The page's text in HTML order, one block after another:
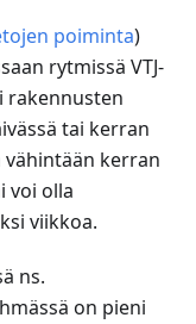
poiminta)
rytmissä VTJ-
rakennusten
tai kerran
vähintään kerran
voi olla
viikkoa.
ns.
on pieni